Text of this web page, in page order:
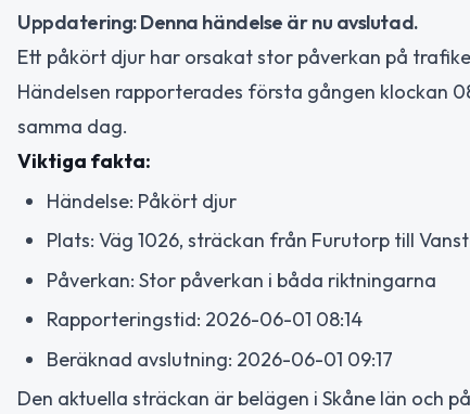
Uppdatering: Denna händelse är nu avslutad.
Ett påkört djur har orsakat stor påverkan på
Händelsen rapporterades första gången klockan
samma dag.
Viktiga fakta:
Händelse: Påkört djur
Plats: Väg 1026, sträckan från Furutorp till
Påverkan: Stor påverkan i båda riktningarna
Rapporteringstid: 2026-06-01 08:14
Beräknad avslutning: 2026-06-01 09:17
Den aktuella sträckan är belägen i Skåne län och